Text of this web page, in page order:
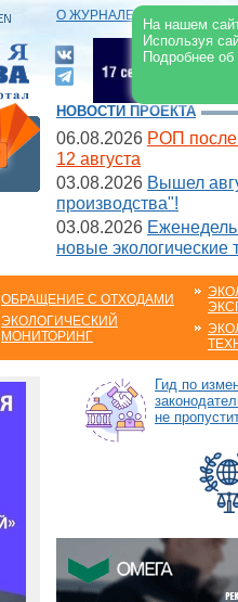
На нашем
Используя
Подробнее
О ЖУРНАЛЕ |
НОВОСТИ ПРОЕКТА
06.08.2026 РОП после
12 августа
03.08.2026 Вышел
производства"!
03.08.2026
новые экологические
ОБРАЩЕНИЕ С ОТХОДАМИ
ЭКОЛОГИЧЕСКИЙ
МОНИТОРИНГ
Гид по
не